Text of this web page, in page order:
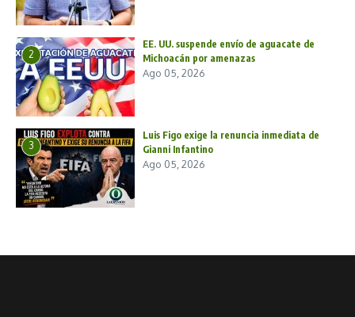
2
EE. UU. suspende envío de aguacate de
Michoacán por amenazas
Ago 05, 2026
3
Luis Figo exige la renuncia inmediata de
Gianni Infantino
Ago 05, 2026